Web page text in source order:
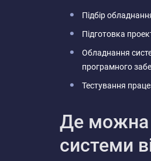
Підбір
Підготовка
Обладнання
програмного
Тестування
Де можна
системи